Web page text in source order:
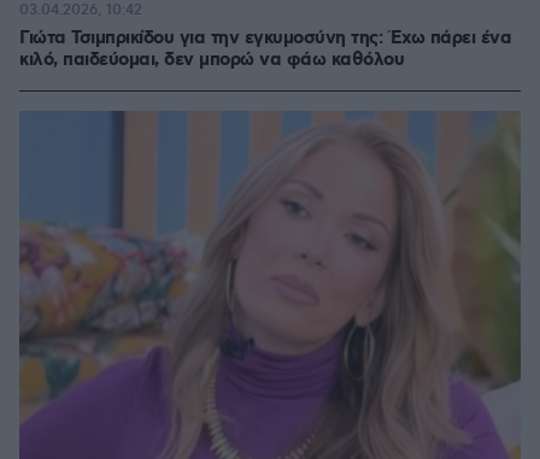
Γιώτα Τσιμπρικίδου για την εγκυμοσύνη της: Έχω πάρει ένα
κιλό, παιδεύομαι, δεν μπορώ να φάω καθόλου
03.04.2026, 10:42